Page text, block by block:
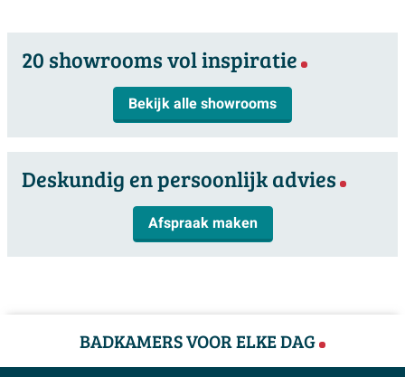
Kenmerken:
Hoogwaardig C-staal materiaal
Verzinkte afwerking voor duurzaamheid
Robuust en bestand tegen corrosie
Geschikt voor diverse sanitaire installaties
Eenvoudig te integreren in bestaande systemen
Nauwkeurige maatvoering voor lekvrije prestaties
20 showrooms vol inspiratie
Bekijk alle showrooms
Deskundig en persoonlijk advies
Afspraak maken
BADKAMERS VOOR ELKE DAG